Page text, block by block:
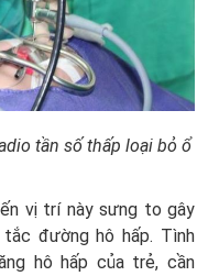
tần số thấp loại bỏ ổ
vị trí này sưng to gây
đường hô hấp. Tình
hô hấp của trẻ, cần